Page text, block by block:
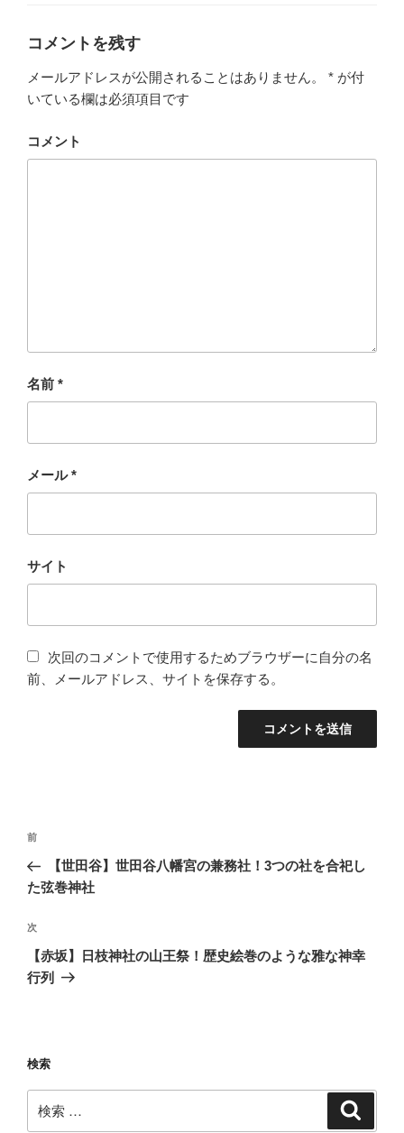
ー
コメントを残す
メールアドレスが公開されることはありません。 * が付
いている欄は必須項目です
コメント
名前 *
メール*
サイト
次回のコメントで使用するためブラウザーに自分の名
前、メールアドレス、サイトを保存する。
投
ナ
ゲ
ー
シ
過
去
の
稿
前
【世田谷】世田谷八幡宮の兼務社！3つの社を合祀し
た弦巻神社
次
の
投
次
【赤坂】日枝神社の山王祭！歴史絵巻のような雅な神幸
行列
検索
索: